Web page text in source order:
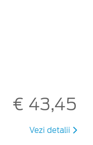
€ 43,45
Vezi detalii